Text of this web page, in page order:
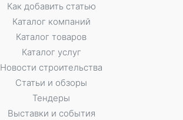
Как добавить статью
Каталог компаний
Каталог товаров
Каталог услуг
Новости строительства
Статьи и обзоры
Тендеры
Выставки и события